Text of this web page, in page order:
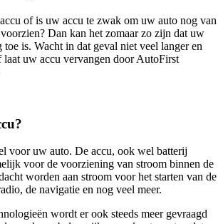
of is uw accu te zwak om uw auto nog van
Dan kan het zomaar zo zijn dat uw
toe is. Wacht in dat geval niet veel langer en
laat uw accu vervangen door AutoFirst
voor uw auto. De accu, ook wel batterij
voor de voorziening van stroom binnen de
worden aan stroom voor het starten van de
de navigatie en nog veel meer.
wordt er ook steeds meer gevraagd